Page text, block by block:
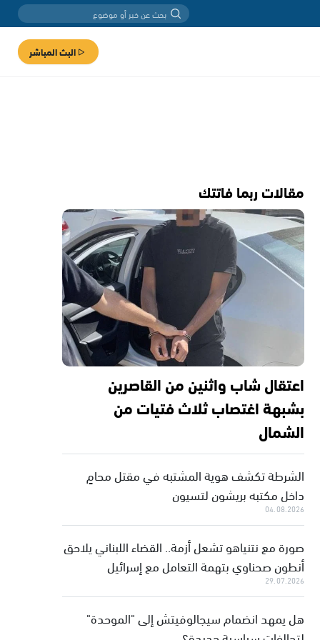
البث المباشر
مقالات ربما فاتتك
اعتقال شاب واثنين من القاصرين
بشبهة اغتصاب ثلاث فتيات من
الشمال
الشرطة تكشف هوية المشتبه في مقتل محامٍ
داخل مكتبه بريشون لتسيون
04.08.2026
صورة مع نتنياهو تشعل أزمة.. القضاء اللبناني يلاحق
أنطون صحناوي بتهمة التعامل مع إسرائيل
29.07.2026
هل يمهد انضمام سيجالوفيتش إلى "الموحدة"